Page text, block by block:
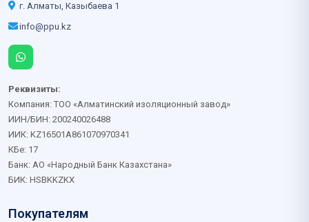
г. Алматы, Казыбаева 1
info@ppu.kz
Реквизиты:
Компания: ТОО «Алматинский изоляционный завод»
ИИН/БИН: 200240026488
ИИК: KZ16501A861070970341
КБе: 17
Банк: АО «Народный Банк Казахстана»
БИК: HSBKKZKX
Покупателям